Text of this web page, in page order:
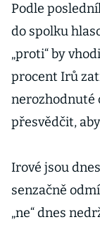
Podle
do spolku
„proti“ by
procent Irů
nerozhodnuté
přesvědčit,
Irové jsou
senzačně
„ne“ dnes